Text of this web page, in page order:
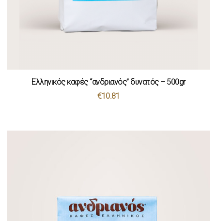
Ελληνικός καφές “ανδριανός” δυνατός – 500gr
€10.81